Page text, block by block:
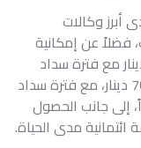
وكالات
فضلاً عن إمكانية
على قرض شخصي لغاية 25,000 دينار مع فترة سداد
مرنة 5 سنوات، وقرض اسكاني لغاية 70,000 دينار، مع فترة سداد
وبفترة سماح 12 أو 24 شهراً، إلى جانب الحصول
مدى الحياة.